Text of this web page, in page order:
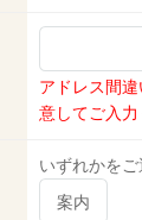
アドレス間
意してご入力
いずれかをご